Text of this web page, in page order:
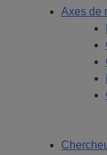
Axes de